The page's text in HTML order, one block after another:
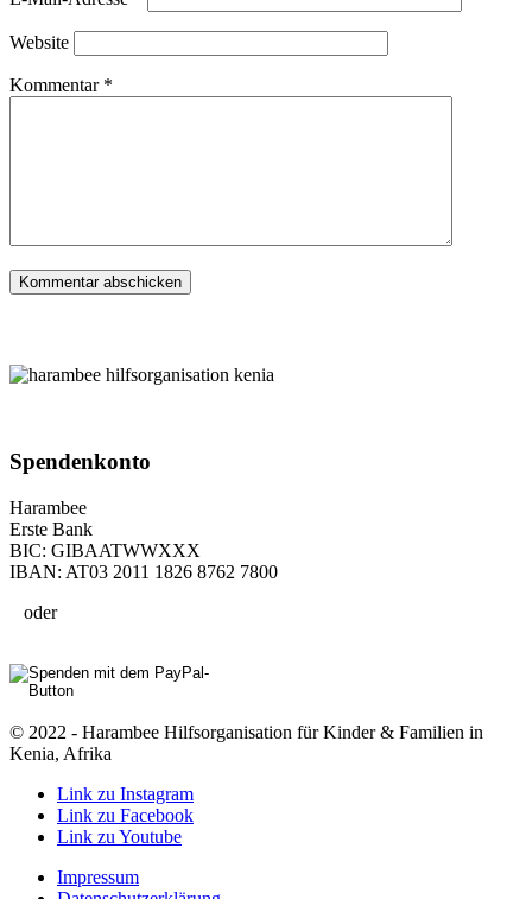
Website
Kommentar *
Spenden­konto
Harambee
Erste Bank
BIC: GIBAATWWXXX
IBAN: AT03 2011 1826 8762 7800
oder
© 2022 - Harambee Hilfsorganisation für Kinder & Familien in
Kenia, Afrika
Link zu Instagram
Link zu Facebook
Link zu Youtube
Impressum